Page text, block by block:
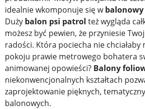
idealnie wkomponuje się w
Duży balon psi patrol też wygląda
możesz być pewien, że przyniesie
radości. Która pociecha nie chciałaby
pokoju prawie metrowego bohatera
animowanej opowieści? Balony
niekonwencjonalnych kształtach
zaprojektowanie pięknych,
balonowych.